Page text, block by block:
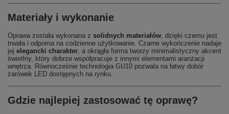
Materiały i wykonanie
Oprawa została wykonana z solidnych materiałów, dzięki czemu jest
trwała i odporna na codzienne użytkowanie. Czarne wykończenie nadaje
jej elegancki charakter, a okrągła forma tworzy minimalistyczny akcent
świetlny, który dobrze współpracuje z innymi elementami aranżacji
wnętrza. Równocześnie technologia GU10 pozwala na łatwy dobór
żarówek LED dostępnych na rynku.
Gdzie najlepiej zastosować tę oprawę?